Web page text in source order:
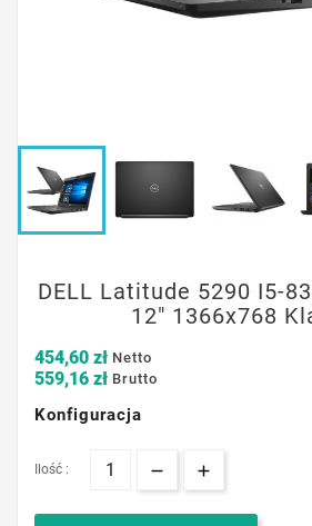
DELL Latitude 5290 I5-
12" 1366x768
454,60 zł Netto
559,16 zł Brutto
Konfiguracja
Ilość :